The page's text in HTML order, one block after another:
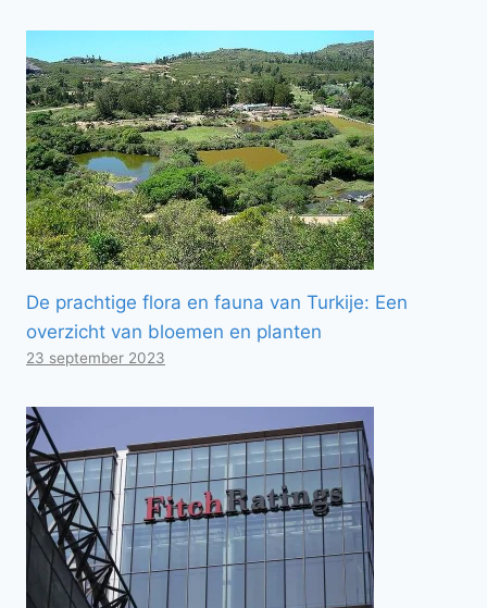
De prachtige flora en fauna van Turkije: Een
overzicht van bloemen en planten
23 september 2023